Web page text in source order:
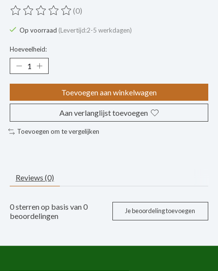
De beoordeling van dit product is
(0)
Op voorraad (Levertijd:2-5 werkdagen)
Hoeveelheid:
Toevoegen aan winkelwagen
Aan verlanglijst toevoegen
Toevoegen om te vergelijken
Reviews (0)
0sterren op basis van0
beoordelingen
Je beoordeling toevoegen